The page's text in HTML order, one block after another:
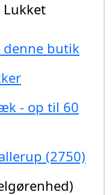
Lukket
denne butik
- op til 60
(2750)